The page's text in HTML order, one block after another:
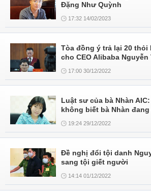
Đặng Như Quỳnh
17:32 14/02/2023
Tòa đồng ý trả lại 20 thỏi
cho CEO Alibaba Nguyễn
17:00 30/12/2022
Luật sư của bà Nhàn
không biết bà Nhàn
19:24 29/12/2022
Đề nghị đổi tội danh
sang tội giết người
14:14 01/12/2022